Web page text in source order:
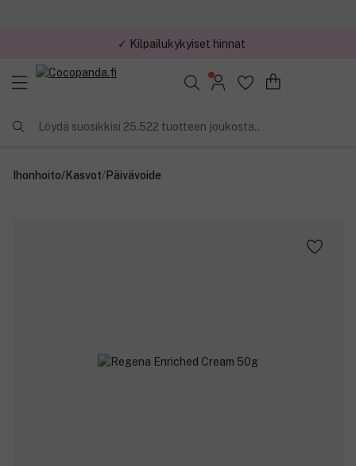
✓ Kilpailukykyiset hinnat
Löydä suosikkisi 25.522 tuotteen joukosta..
Ihonhoito/Kasvot/Päivävoide